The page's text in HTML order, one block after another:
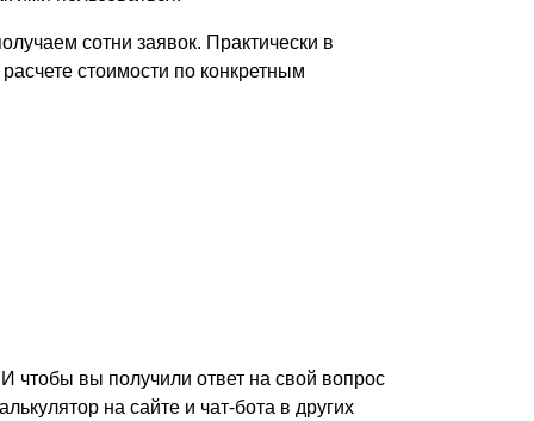
сотни заявок. Практически в
стоимости по конкретным
чтобы вы получили ответ на свой вопрос
на сайте и чат-бота в других